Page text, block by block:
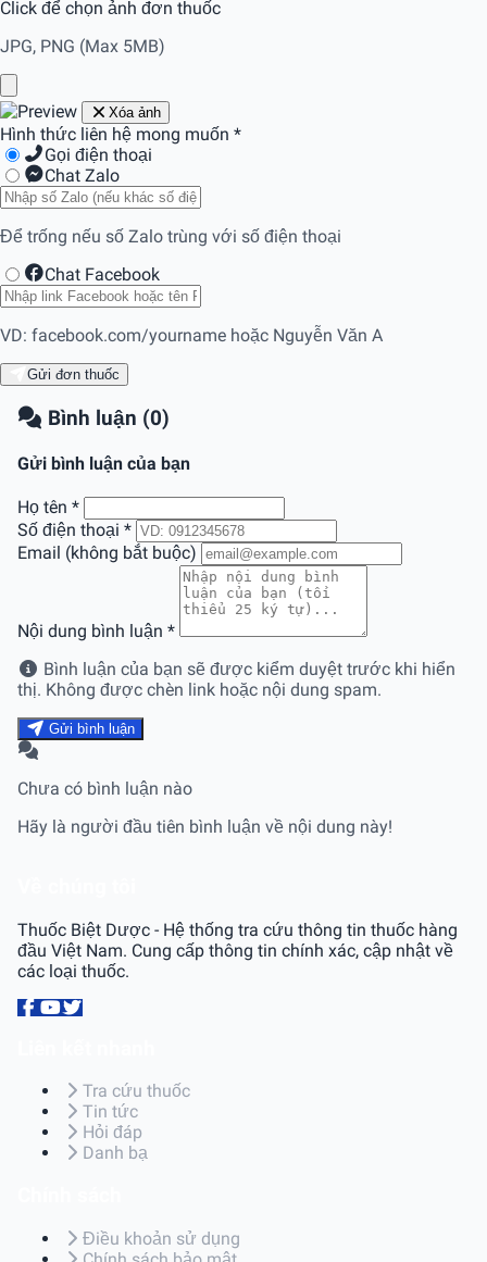
Click để chọn ảnh đơn thuốc
JPG, PNG (Max 5MB)
Xóa ảnh
Hình thức liên hệ mong muốn *
Gọi điện thoại
Chat Zalo
Để trống nếu số Zalo trùng với số điện thoại
Chat Facebook
VD: facebook.com/yourname hoặc Nguyễn Văn A
Gửi đơn thuốc
Bình luận (0)
Gửi bình luận của bạn
Họ tên *
Số điện thoại *
Email (không bắt buộc)
Nội dung bình luận *
Bình luận của bạn sẽ được kiểm duyệt trước khi hiển
thị. Không được chèn link hoặc nội dung spam.
Gửi bình luận
Chưa có bình luận nào
Hãy là người đầu tiên bình luận về nội dung này!
Thuốc Biệt Dược - Hệ thống tra cứu thông tin thuốc hàng
đầu Việt Nam. Cung cấp thông tin chính xác, cập nhật về
các loại thuốc.
Tra cứu thuốc
Tin tức
Hỏi đáp
Danh bạ
Điều khoản sử dụng